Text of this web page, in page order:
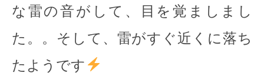
な雷の音がして、目を覚ましまし
た。。そして、雷がすぐ近くに落ち
たようです